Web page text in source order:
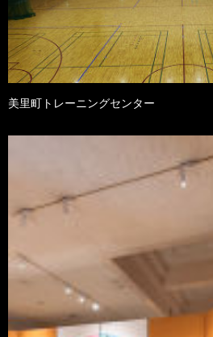
美里町トレーニングセンター